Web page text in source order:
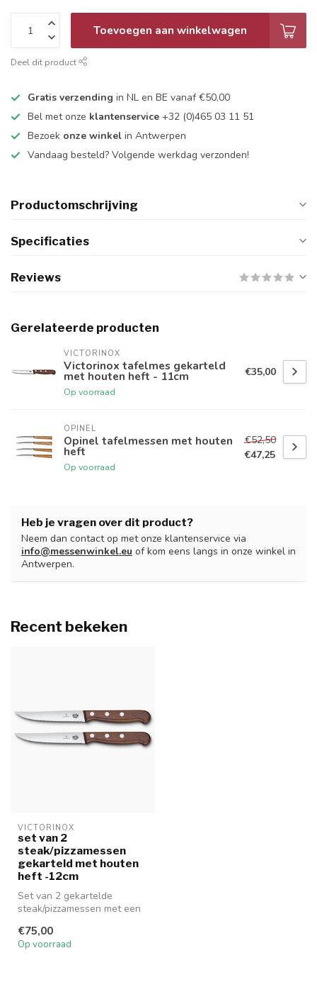
Toevoegen aan winkelwagen
Deel dit product
Gratis verzending in NL en BE vanaf €50,00
Bel met onze klantenservice +32 (0)465 03 11 51
Bezoek onze winkel in Antwerpen
Vandaag besteld? Volgende werkdag verzonden!
Productomschrijving
Specificaties
Reviews
Gerelateerde producten
VICTORINOX
Victorinox tafelmes gekarteld
met houten heft - 11cm
Op voorraad
€35,00
OPINEL
Opinel tafelmessen met houten
heft
Op voorraad
€52,50
€47,25
Heb je vragen over dit product?
Neem dan contact op met onze klantenservice via
info@messenwinkel.eu of kom eens langs in onze winkel in
Antwerpen.
Recent bekeken
VICTORINOX
set van 2
steak/pizzamessen
gekarteld met houten
heft -12cm
Set van 2 gekartelde
steak/pizzamessen met een
€75,00
Op voorraad